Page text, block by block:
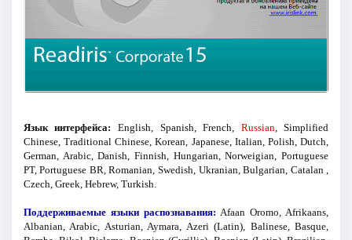
Язык интерфейса: English, Spanish, French, Russian , Simplified
Chinese, Traditional Chinese, Korean, Japanese, Italian, Polish, Dutch,
German, Arabic, Danish, Finnish, Hungarian, Norweigian, Portuguese
PT, Portuguese BR, Romanian, Swedish, Ukranian, Bulgarian, Catalan ,
Czech, Greek, Hebrew, Turkish.
Поддерживаемые языки распознавания: Afaan Oromo, Afrikaans,
Albanian, Arabic, Asturian, Aymara, Azeri (Latin), Balinese, Basque,